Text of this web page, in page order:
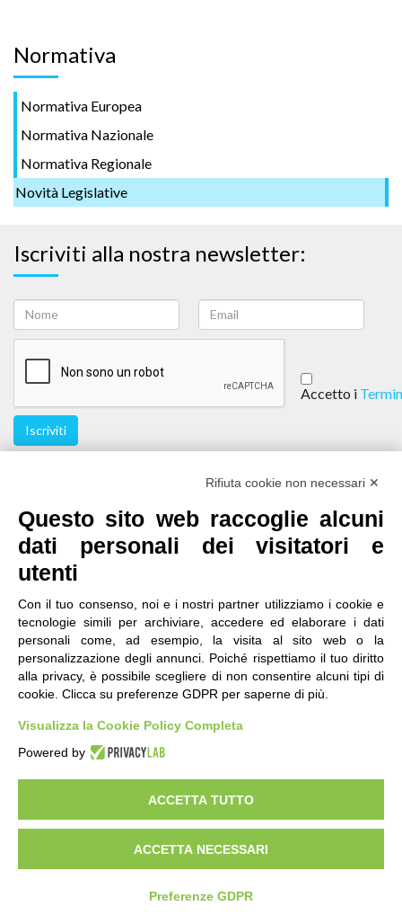
Normativa
Normativa Europea
Normativa Nazionale
Normativa Regionale
Novità Legislative
Iscriviti alla nostra newsletter:
Accetto i
Iscriviti
contatti| qualità accessibilità |privacy|
note legali
IRES Piemonte - Istituto di Ricerche Economico
Sociali del Piemonte
Via Nizza 18, 10125 Torino - C.F.80084650011
P.Iva 04328830015
© 2018 All Rights Reserved
Rifiuta cookie non necessari ✕
Questo sito web raccoglie alcuni
dati personali dei visitatori e
utenti
Con il tuo consenso, noi e i nostri partner utilizziamo i cookie e
tecnologie simili per archiviare, accedere ed elaborare i dati
personali come, ad esempio, la visita al sito web o la
personalizzazione degli annunci. Poiché rispettiamo il tuo diritto
alla privacy, è possibile scegliere di non consentire alcuni tipi di
cookie. Clicca su preferenze GDPR per saperne di più.
Visualizza la Cookie Policy Completa
Powered by
ACCETTA TUTTO
ACCETTA NECESSARI
Preferenze GDPR